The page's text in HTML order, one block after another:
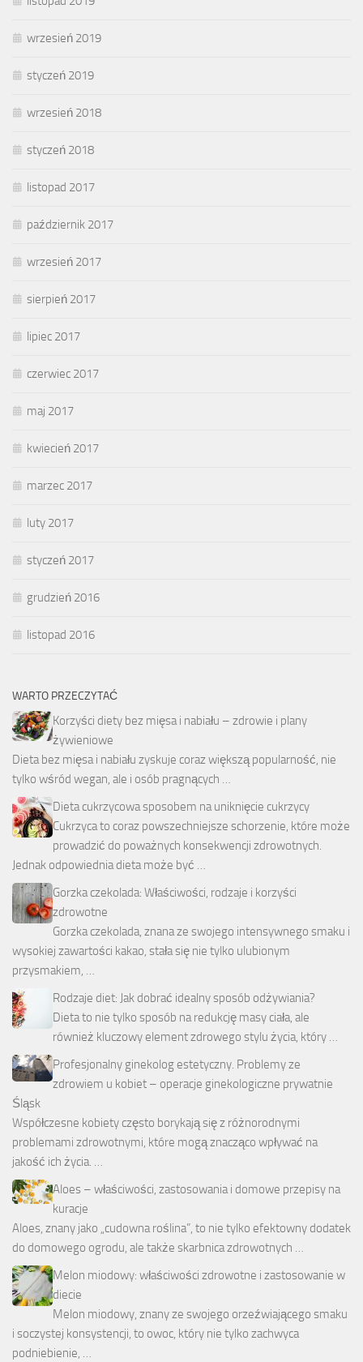
wrzesień 2019
styczeń 2019
wrzesień 2018
styczeń 2018
listopad 2017
październik 2017
wrzesień 2017
sierpień 2017
lipiec 2017
czerwiec 2017
maj 2017
kwiecień 2017
marzec 2017
luty 2017
styczeń 2017
grudzień 2016
listopad 2016
WARTO PRZECZYTAĆ
Korzyści diety bez mięsa i nabiału – zdrowie i plany
żywieniowe
Dieta bez mięsa i nabiału zyskuje coraz większą popularność, nie
tylko wśród wegan, ale i osób pragnących …
Dieta cukrzycowa sposobem na uniknięcie cukrzycy
Cukrzyca to coraz powszechniejsze schorzenie, które może
prowadzić do poważnych konsekwencji zdrowotnych.
Jednak odpowiednia dieta może być …
Gorzka czekolada: Właściwości, rodzaje i korzyści
zdrowotne
Gorzka czekolada, znana ze swojego intensywnego smaku i
wysokiej zawartości kakao, stała się nie tylko ulubionym
przysmakiem, …
Rodzaje diet: Jak dobrać idealny sposób odżywiania?
Dieta to nie tylko sposób na redukcję masy ciała, ale
również kluczowy element zdrowego stylu życia, który …
Profesjonalny ginekolog estetyczny. Problemy ze
zdrowiem u kobiet – operacje ginekologiczne prywatnie
Śląsk
Współczesne kobiety często borykają się z różnorodnymi
problemami zdrowotnymi, które mogą znacząco wpływać na
jakość ich życia. …
Aloes – właściwości, zastosowania i domowe przepisy na
kuracje
Aloes, znany jako „cudowna roślina”, to nie tylko efektowny dodatek
do domowego ogrodu, ale także skarbnica zdrowotnych …
Melon miodowy: właściwości zdrowotne i zastosowanie w
diecie
Melon miodowy, znany ze swojego orzeźwiającego smaku
i soczystej konsystencji, to owoc, który nie tylko zachwyca
podniebienie, …